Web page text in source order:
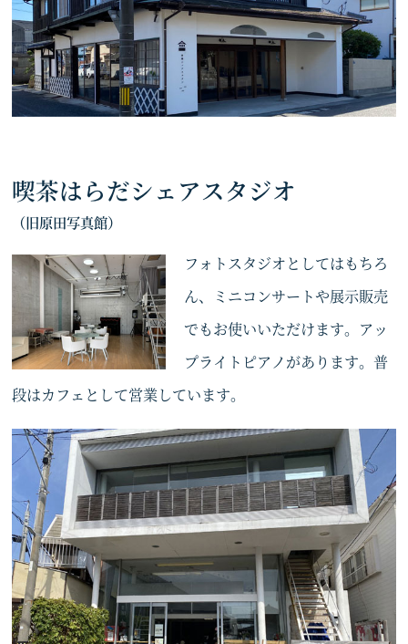
喫茶はらだシェアスタジオ
（旧原田写真館）
フォトスタジオとしてはもちろ
ん、ミニコンサートや展示販売
でもお使いいただけます。アッ
プライトピアノがあります。普
段はカフェとして営業しています。